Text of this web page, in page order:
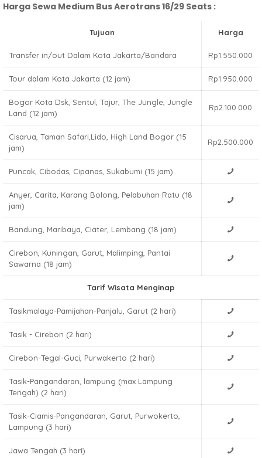
Harga Sewa Medium Bus Aerotrans 16/29 Seats :
Tujuan Harga
Transfer in/out Dalam Kota Jakarta/Bandara Rp1.550.000
Tour dalam Kota Jakarta (12 jam) Rp1.950.000
Bogor Kota Dsk, Sentul, Tajur, The Jungle, Jungle
Land (12 jam)
Rp2.100.000
Cisarua, Taman Safari,Lido, High Land Bogor (15
jam)
Rp2.500.000
Puncak, Cibodas, Cipanas, Sukabumi (15 jam)
Anyer, Carita, Karang Bolong, Pelabuhan Ratu (18
jam)
Bandung, Maribaya, Ciater, Lembang (18 jam)
Cirebon, Kuningan, Garut, Malimping, Pantai
Sawarna (18 jam)
Tarif Wisata Menginap
Tasikmalaya-Pamijahan-Panjalu, Garut (2 hari)
Tasik - Cirebon (2 hari)
Cirebon-Tegal-Guci, Purwakerto (2 hari)
Tasik-Pangandaran, lampung (max Lampung
Tengah) (2 hari)
Tasik-Ciamis-Pangandaran, Garut, Purwokerto,
Lampung (3 hari)
Jawa Tengah (3 hari)